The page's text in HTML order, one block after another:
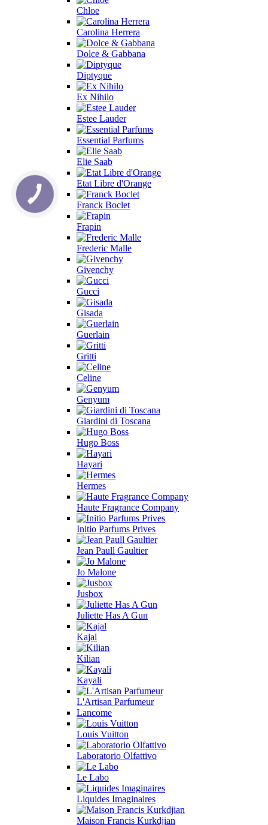
Chloe
Carolina Herrera
Dolce & Gabbana
Diptyque
Ex Nihilo
Estee Lauder
Essential Parfums
Elie Saab
Etat Libre d'Orange
Franck Boclet
Frapin
Frederic Malle
Givenchy
Gucci
Gisada
Guerlain
Gritti
Celine
Genyum
Giardini di Toscana
Hugo Boss
Hayari
Hermes
Haute Fragrance Company
Initio Parfums Prives
Jean Paull Gaultier
Jo Malone
Jusbox
Juliette Has A Gun
Kajal
Kilian
Kayali
L'Artisan Parfumeur
Lancome
Louis Vuitton
Laboratorio Olfattivo
Le Labo
Liquides Imaginaires
Maison Francis Kurkdjian